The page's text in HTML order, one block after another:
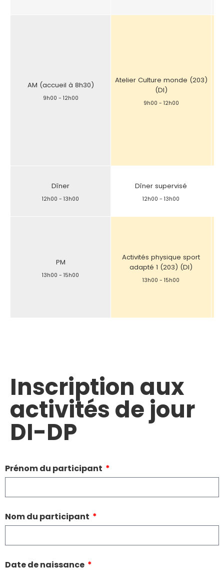
AM (accueil à 8h30)
9h00 - 12h00
Atelier Culture monde (203)
(DI)
9h00 - 12h00
Dîner
12h00 - 13h00
Dîner supervisé
12h00 - 13h00
PM
13h00 - 15h00
Activités physique sport
adapté 1 (203) (DI)
13h00 - 15h00
Inscription aux
activités de jour
DI-DP
Prénom du participant
Nom du participant
Date de naissance